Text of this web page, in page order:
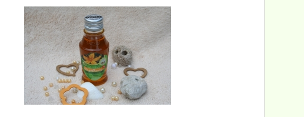
Pacifica Lesk na rty Plážový polibek Beach kiss, 2,8 g
310
448